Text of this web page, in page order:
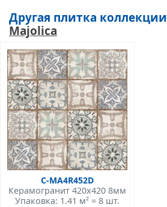
Другая плитка коллекции
Majolica
C-MA4R452D
Керамогранит 420x420 8мм
Упаковка: 1.41 м² = 8 шт.